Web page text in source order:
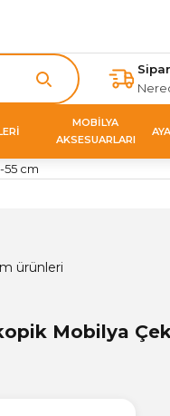
MOBİLYA
AKSESUARLARI
55 cm
ürünleri
Mobilya